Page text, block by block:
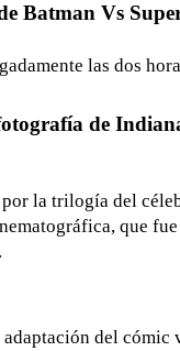
Batman Vs
las dos
de
la trilogía del
que
del cómic